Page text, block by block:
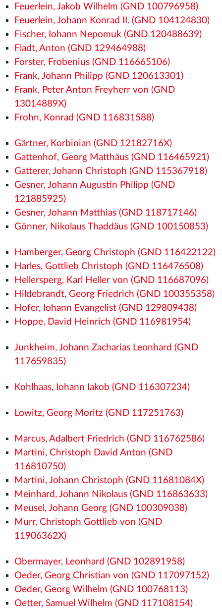
Feuerlein, Jakob Wilhelm (GND 100796958)
Feuerlein, Johann Konrad II. (GND 104124830)
Fischer, Iohann Nepomuk (GND 120488639)
Fladt, Anton (GND 129464988)
Forster, Frobenius (GND 116665106)
Frank, Johann Philipp (GND 120613301)
Frank, Peter Anton Freyherr von (GND
13014889X)
Frohn, Konrad (GND 116831588)
Gärtner, Korbinian (GND 12182716X)
Gattenhof, Georg Matthäus (GND 116465921)
Gatterer, Johann Christoph (GND 115367918)
Gesner, Johann Augustin Philipp (GND
121885925)
Gesner, Johann Matthias (GND 118717146)
Gönner, Nikolaus Thaddäus (GND 100150853)
Hamberger, Georg Christoph (GND 116422122)
Harles, Gottlieb Christoph (GND 116476508)
Hellersperg, Karl Heller von (GND 116687096)
Hildebrandt, Georg Friedrich (GND 100355358)
Hofer, Iohann Evangelist (GND 129809438)
Hoppe, David Heinrich (GND 116981954)
Junkheim, Johann Zacharias Leonhard (GND
117659835)
Kohlhaas, Iohann Iakob (GND 116307234)
Lowitz, Georg Moritz (GND 117251763)
Marcus, Adalbert Friedrich (GND 116762586)
Martini, Christoph David Anton (GND
116810750)
Martini, Johann Christoph (GND 11681084X)
Meinhard, Johann Nikolaus (GND 116863633)
Meusel, Johann Georg (GND 100309038)
Murr, Christoph Gottlieb von (GND
11906362X)
Obermayer, Leonhard (GND 102891958)
Oeder, Georg Christian von (GND 117097152)
Oeder, Georg Wilhelm (GND 100768113)
Oetter, Samuel Wilhelm (GND 117108154)